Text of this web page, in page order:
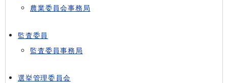
農業委員会事務局
監査委員
監査委員事務局
選挙管理委員会